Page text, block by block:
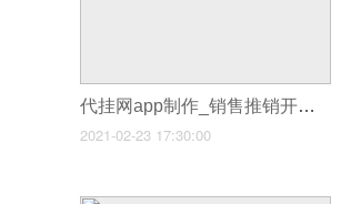
代挂网app制作_销售推销开发app
2021-02-23 17:30:00